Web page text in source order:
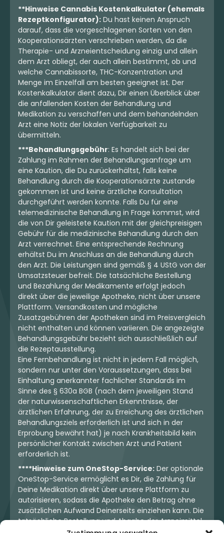
**Hinweise Cannabis Kostenkalkulator (ehemals
Rezeptkonfigurator): Du hast keinen Anspruch
darauf, dass die vorgeschlagenen Sorten von den
Kooperationsärzten verschrieben werden, da die
Therapie- und Arzneientscheidung einzig und allein
dem Arzt obliegt, der auch allein bestimmt, ob und
welche Cannabissorte, THC-Konzentration und
Menge im Einzelfall am besten geeignet ist. Der
Kostenkalkulator dient dazu, Dir einen Überblick über
die anfallenden Kosten der Behandlung und
Medikation zu verschaffen und dem behandelnden
Arzt eine Notiz der lokalen Verfügbarkeit zu
übermitteln.
***Behandlungsgebühr: Es handelt sich bei der
Zahlung im Rahmen der Behandlungsanfrage um
eine Kaution, die Du zurückerhältst, falls keine
Behandlung durch die Kooperationsärzte zustande
gekommen ist und keine ärztliche Konsultation
durchgeführt werden konnte. Falls Du für eine
telemedizinische Behandlung in Frage kommst, wird
die von Dir geleistete Kaution mit der gleichpreisigen
Gebühr für die medizinische Behandlung durch den
Arzt verrechnet. Eine entsprechende Rechnung
erhältst Du im Anschluss an die Behandlung durch
den Arzt. Die Leistungen sind gemäß § 4 UStG von der
Umsatzsteuer befreit. Die tatsächliche Bestellung
und Bezahlung der Medikamente erfolgt jedoch
direkt über die jeweilige Apotheke, nicht über unsere
Plattform. Versandkosten und mögliche
Zusatzgebühren der Apotheken sind im Preisvergleich
nicht enthalten und können variieren. Die angezeigte
Behandlungsgebühr bezieht sich ausschließlich auf
die Rezeptausstellung.
Eine Fernbehandlung ist nicht in jedem Fall möglich,
sondern nur unter den Voraussetzungen, dass bei
Einhaltung anerkannter fachlicher Standards im
Sinne des § 630a BGB (nach dem jeweiligen Stand
der naturwissenschaftlichen Erkenntnisse, der
ärztlichen Erfahrung, der zu Erreichung des ärztlichen
Behandlungsziels erforderlich ist und sich in der
Erprobung bewährt hat) je nach Krankheitsbild kein
persönlicher Kontakt zwischen Arzt und Patient
erforderlich ist.
****Hinweise zum OneStop-Service: Der optionale
OneStop-Service ermöglicht es Dir, die Zahlung für
Deine Medikation direkt über unsere Plattform zu
autorisieren, sodass die Apotheke den Betrag ohne
zusätzlichen Aufwand Deinerseits einziehen kann. Die
tatsächliche Bestellung und Abgabe der Arzneimittel